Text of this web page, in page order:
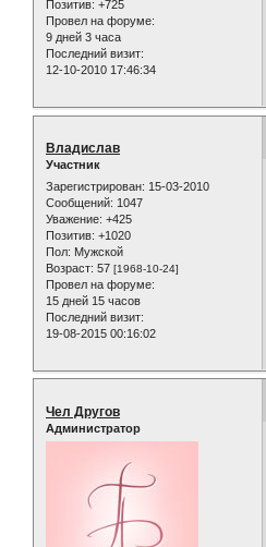
Позитив: +725
Провел на форуме:
9 дней 3 часа
Последний визит:
12-10-2010 17:46:34
Владислав
Участник
Зарегистрирован: 15-03-2010
Сообщений: 1047
Уважение: +425
Позитив: +1020
Пол: Мужской
Возраст: 57 [1968-10-24]
Провел на форуме:
15 дней 15 часов
Последний визит:
19-08-2015 00:16:02
Чел Другов
Администратор